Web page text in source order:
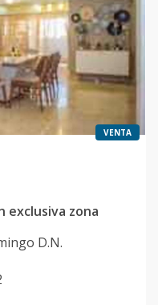
VENTA
exclusiva zona
D.N.